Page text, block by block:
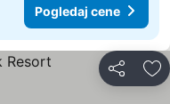
Pogledaj cene
Deli